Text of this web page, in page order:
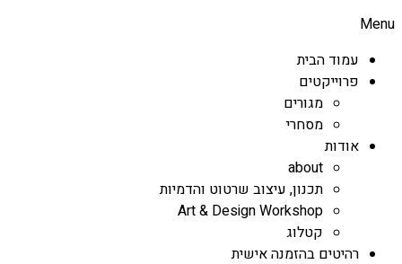
Menu
עמוד הבית
פרוייקטים
מגורים
מסחרי
אודות
about
תכנון, עיצוב שרטוט והדמיות
Art & Design Workshop
קטלוג
רהיטים בהזמנה אישית